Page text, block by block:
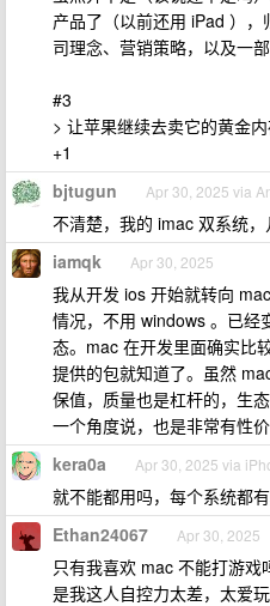
产品了（以前还用 iPad ）
司理念、营销策略，以及一部
#3
> 让苹果继续去卖它的黄金内
+1
bjtugun Apr 30, 2025 via
不清楚，我的 imac 双系统
iamqk Apr 30, 2025
我从开发 ios 开始就转向
情况，不用 windows 。已经
态。mac 在开发里面确实比
提供的包就知道了。虽然
保值，质量也是杠杆的，生
一个角度说，也是非常有性价
kera0a Apr 30, 2025 via
就不能都用吗，每个系统都
Ethan24067 Apr 30, 2025
只有我喜欢 mac 不能打游
是我这人自控力太差，太爱